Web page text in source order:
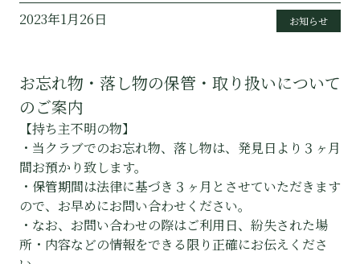
2023年1月26日 お知らせ
お忘れ物・落し物の保管・取り扱いについて
のご案内
【持ち主不明の物】
・当クラブでのお忘れ物、落し物は、発見日より３ヶ月
間お預かり致します。
・保管期間は法律に基づき３ヶ月とさせていただきます
ので、お早めにお問い合わせください。
・なお、お問い合わせの際はご利用日、紛失された場
所・内容などの情報をできる限り正確にお伝えくださ